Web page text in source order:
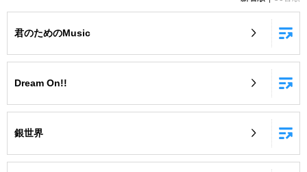
DAMの新曲・ランキングなど
自宅でカラオケ歌い放題！
君のためのMusic
Dream On!!
銀世界